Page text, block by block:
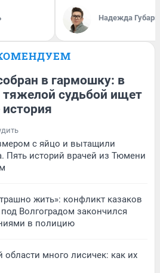
Надежда Губарь
в гармошку: в
судьбой ищет
с яйцо и вытащили
Пять историй врачей из Тюмени
жить»: конфликт казаков
Волгоградом закончился
в полицию
области много лисичек: как их